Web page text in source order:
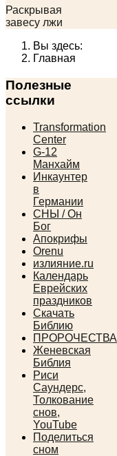
Раскрывая
завесу лжи
Вы здесь:
Главная
Полезные
ссылки
Transformation
Center
G-12
Манхайм
Инкаунтер
в
Германии
СНЫ / Он
Бог
Апокрифы
Orenu
излияние.ru
Календарь
Еврейских
праздников
Скачать
Библию
ПРОРОЧЕСТВА
Женевская
Библия
Риси
Саундерс,
Толкование
снов,
YouTube
Поделиться
сном